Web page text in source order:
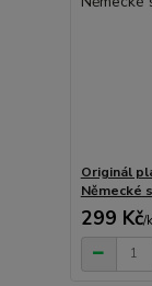
Originál
Německé
299 Kč/